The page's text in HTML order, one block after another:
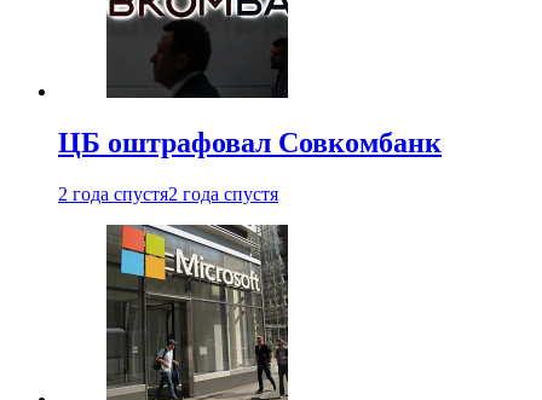
ЦБ оштрафовал Совкомбанк
2 года спустя2 года спустя